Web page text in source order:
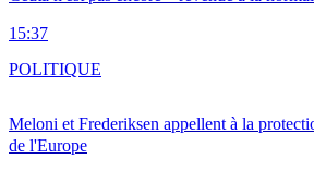
15:37
Meloni et Frederiksen appellent à la
de l'Europe
POLITIQUE